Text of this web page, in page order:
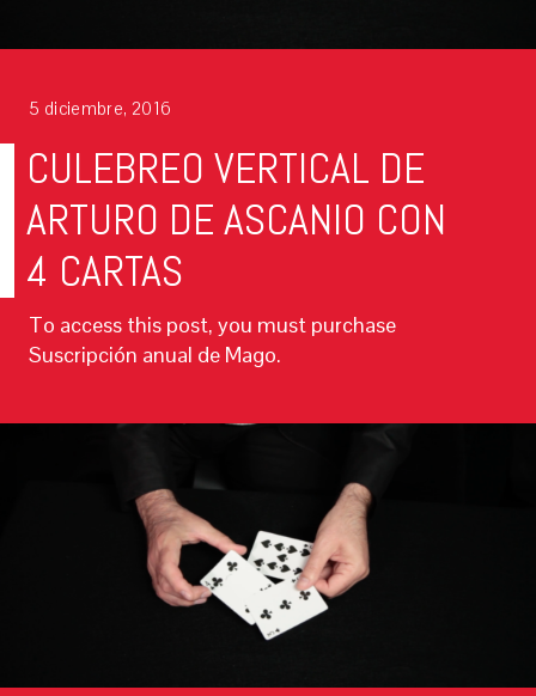
5 diciembre, 2016
CULEBREO VERTICAL DE
ARTURO DE ASCANIO CON
4 CARTAS
To access this post, you must purchase
Suscripción anual de Mago.